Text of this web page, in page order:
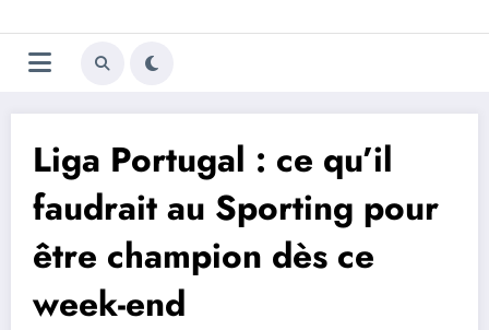
au
contenu
Trivela
L'actualité du football
Liga Portugal : ce qu’il
faudrait au Sporting pour
être champion dès ce
week-end